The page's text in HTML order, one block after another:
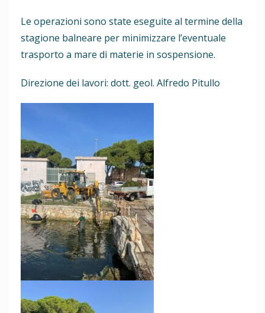
Le operazioni sono state eseguite al termine della
stagione balneare per minimizzare l’eventuale
trasporto a mare di materie in sospensione.
Direzione dei lavori: dott. geol. Alfredo Pitullo